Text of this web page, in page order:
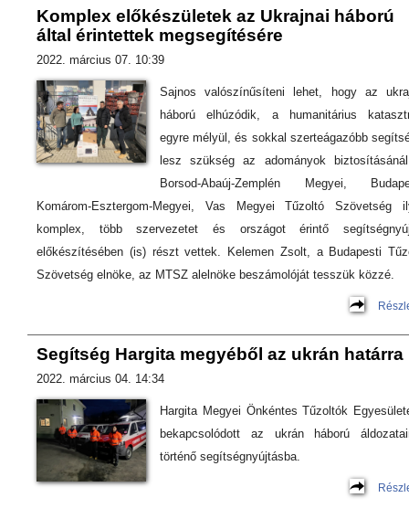
Komplex előkészületek az Ukrajnai háború
által érintettek megsegítésére
2022. március 07. 10:39
Sajnos valószínűsíteni lehet, hogy az
háború elhúzódik, a humanitárius
egyre mélyül, és sokkal szerteágazóbb
lesz szükség az adományok
Borsod-Abaúj-Zemplén Megyei,
Komárom-Esztergom-Megyei, Vas Megyei Tűzoltó Szövetség
komplex, több szervezetet és országot érintő
előkészítésében (is) részt vettek. Kelemen Zsolt, a Budapesti
Szövetség elnöke, az MTSZ alelnöke beszámolóját tesszük közzé.
Segítség Hargita megyéből az ukrán határra
2022. március 04. 14:34
Hargita Megyei Önkéntes Tűzoltók
bekapcsolódott az ukrán háború
történő segítségnyújtásba.